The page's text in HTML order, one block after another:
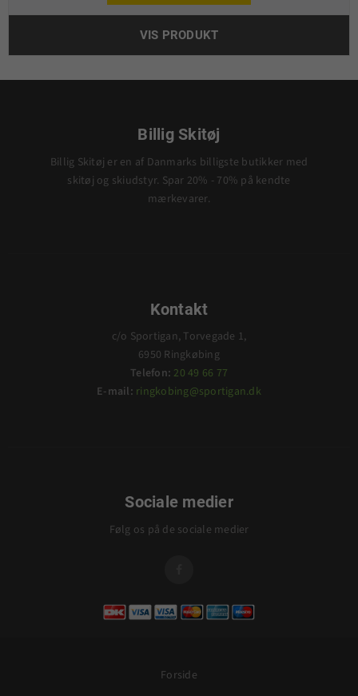
VIS PRODUKT
Billig Skitøj
Billig Skitøj er en af Danmarks billigste butikker med
skitøj og skiudstyr. Spar 20% - 70% på kendte
mærkevarer.
Kontakt
c/o Sportigan, Torvegade 1,
6950 Ringkøbing
Telefon: 20 49 66 77
E-mail: ringkobing@sportigan.dk
Sociale medier
Følg os på de sociale medier
Forside